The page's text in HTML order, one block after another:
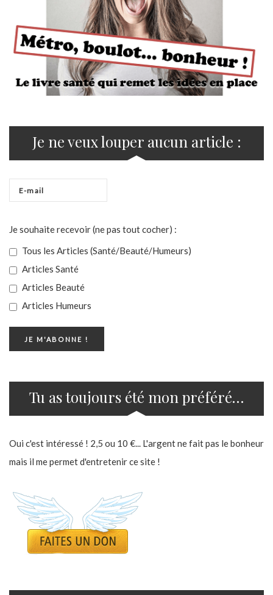
Je ne veux louper aucun article :
Je souhaite recevoir (ne pas tout cocher) :
Tous les Articles (Santé/Beauté/Humeurs)
Articles Santé
Articles Beauté
Articles Humeurs
Tu as toujours été mon préféré…
Oui c'est intéressé ! 2,5 ou 10 €... L'argent ne fait pas le bonheur
mais il me permet d'entretenir ce site !